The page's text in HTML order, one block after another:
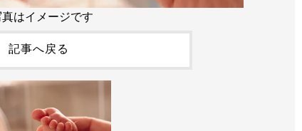
はイメージです
記事へ戻る